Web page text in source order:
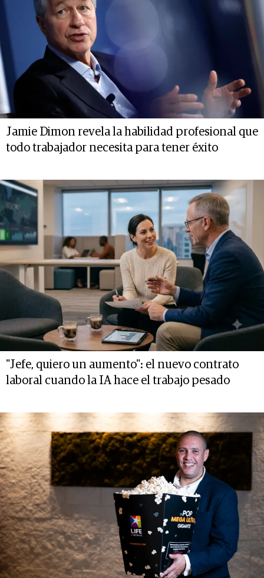
Jamie Dimon revela la habilidad profesional que
todo trabajador necesita para tener éxito
"Jefe, quiero un aumento": el nuevo contrato
laboral cuando la IA hace el trabajo pesado